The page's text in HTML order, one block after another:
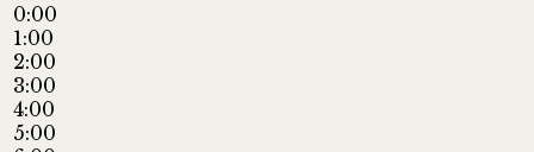
0:00
1:00
2:00
3:00
4:00
5:00